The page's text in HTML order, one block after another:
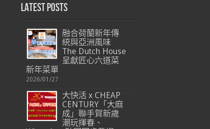
Latest Posts
融合荷蘭新年傳
統與亞洲風味
The Dutch House
呈獻匠心六道菜
新年菜單
2026/01/27
大快活 x CHEAP
CENTURY「大麻
成」聯手賀新歲
潮玩揮春、